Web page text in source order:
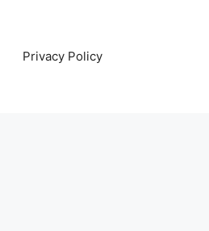
Privacy Policy